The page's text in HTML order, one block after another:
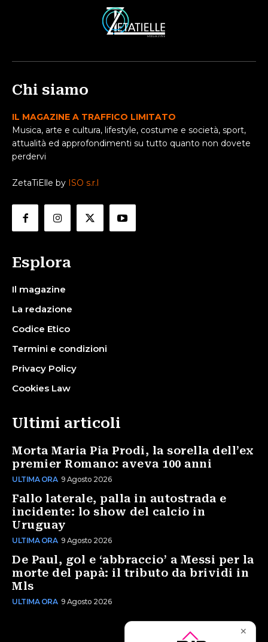
Chi siamo
IL MAGAZINE A TRAFFICO LIMITATO
Musica, arte e cultura, lifestyle, costume e società, sport,
attualità ed approfondimenti su tutto quanto non dovete
perdervi
ZetaTiElle by ISO s.r.l
Esplora
Il magazine
La redazione
Codice Etico
Termini e condizioni
Privacy Policy
Cookies Law
Ultimi articoli
Morta Maria Pia Prodi, la sorella dell’ex
premier Romano: aveva 100 anni
ULTIMA ORA 9 Agosto 2026
Fallo laterale, palla in autostrada e
incidente: lo show del calcio in
Uruguay
ULTIMA ORA 9 Agosto 2026
De Paul, gol e ‘abbraccio’ a Messi per la
morte del papà: il tributo da brividi in
Mls
ULTIMA ORA 9 Agosto 2026
✕